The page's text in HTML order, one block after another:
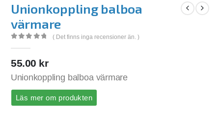
Unionkoppling balboa
värmare
( Det finns inga recensioner än. )
55.00 kr
Unionkoppling balboa värmare
Läs mer om produkten